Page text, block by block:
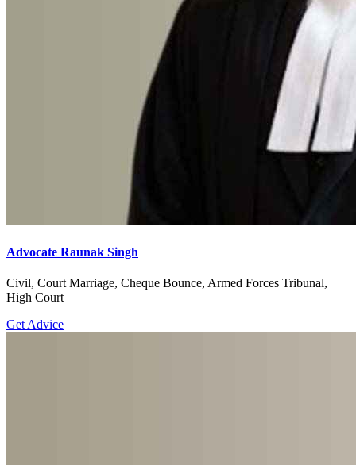
Advocate Raunak Singh
Civil, Court Marriage, Cheque Bounce, Armed Forces Tribunal,
High Court
Get Advice